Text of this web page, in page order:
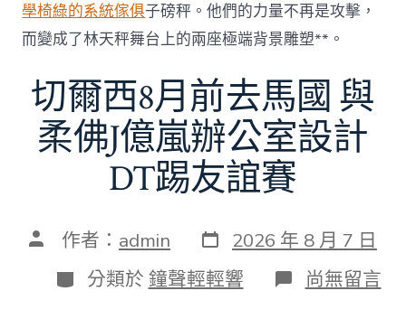
學椅綠的系統傢俱子磅秤。他們的力量不再是攻擊，
而變成了林天秤舞台上的兩座極端背景雕塑**。
切爾西8月前去馬國 與
柔佛J億嵐辦公室設計
DT踢友誼賽
文 作者： admin 發
表
日
期
2026 年 8 月 7 日
分
類
分類於 鐘聲輕輕響 在
〈切
尚無留言